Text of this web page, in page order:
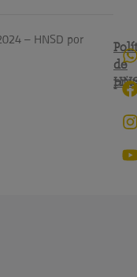
– HNSD por
de
do